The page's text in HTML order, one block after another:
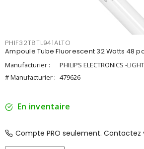
PHIF32T8TL941ALTO
Ampoule Tube Fluorescent 32 Watts 48 po
Manufacturier :
PHILIPS ELECTRONICS -LIGHT
# Manufacturier : 479626
En inventaire
Compte PRO seulement. Contactez